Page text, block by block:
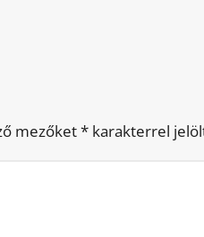
mezőket* karakterrel